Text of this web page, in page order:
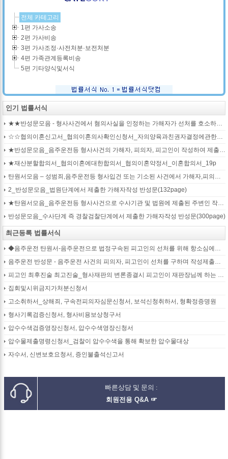
전체 카테고리
1편 가사소송
2편 가사비송
3편 가사조정·사전처분·보전처분
4편 가족관계등록비송
5편 기타양식및서식
인기 법률서식
★★반성문모음 - 형사사건에서 혐의사실을 인정하는 가해자가 선처를 호소하며 제출작성하는 반성문2
☆☆협의이혼신고서_협의이혼의사확인신청서_자의양육과친권자결정에관한협의서_22p
★반성문모음_음주운전등 형사사건의 가해자, 피의자, 피고인이 작성하여 제출하는 반성문모음(380page)
★재산분할합의서_협의이혼에대한합의서_협의이혼약정서_이혼합의서_19p
탄원서모음 – 성범죄,음주운전등 형사입건 또는 기소된 사건에서 가해자,피의자,피고인을 위하여 선처를 호소하는 내용(지인분들 작성)
2_반성문모음_법원단계에서 제출한 가해자작성 반성문(132page)
★탄원서모음_음주운전등 형사사건으로 수사기관 및 법원에 제출된 주변인 작성 선처호소 탄원서(208page)
반성문모음_수사단계 즉 경찰검찰단계에서 제출한 가해자작성 반성문(300page)
최근등록 법률서식
◆음주운전 탄원서-음주운전으로 법정구속된 피고인의 선처를 위해 항소심에서 제출하는 탄원서(45page)
음주운전 반성문 - 음주운전 사건의 피의자, 피고인이 선처를 구하며 작성제출하는 반성문
피고인 최후진술 최고진술_형사재판의 변론종결시 피고인이 재판장님께 하는 최종진술 의견내용(36페이지)
집회및시위금지가처분신청서
고소취하서_상해죄, 구속전피의자심문신청서, 보석신청취하서, 형확정증명원
형사기록검증신청서, 형사비용보상청구서
압수수색검증영장신청서, 압수수색영장신청서
압수물제출명령신청서_검찰이 압수수색을 통해 확보한 압수물대상
자수서, 신변보호요청서, 증인불출석신고서
빠른상담 및 문의 :
회원전용 Q&A ☞